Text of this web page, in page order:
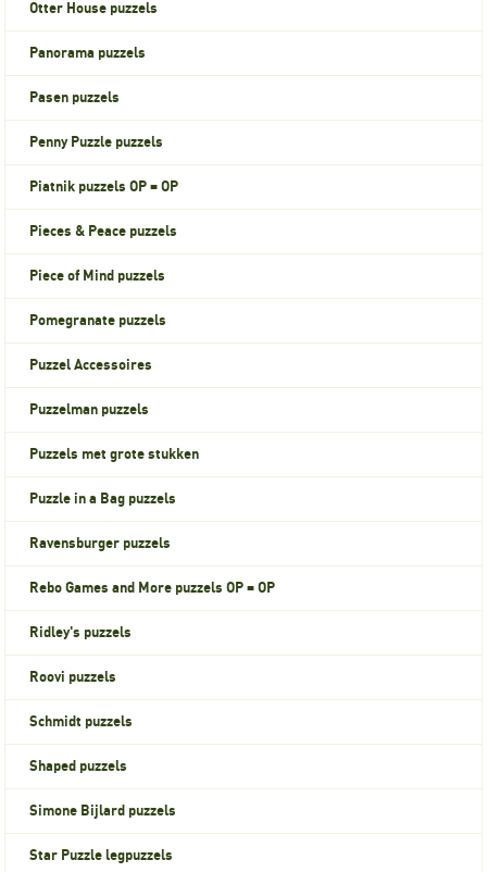
Otter House puzzels
Panorama puzzels
Pasen puzzels
Penny Puzzle puzzels
Piatnik puzzels OP = OP
Pieces & Peace puzzels
Piece of Mind puzzels
Pomegranate puzzels
Puzzel Accessoires
Puzzelman puzzels
Puzzels met grote stukken
Puzzle in a Bag puzzels
Ravensburger puzzels
Rebo Games and More puzzels OP = OP
Ridley's puzzels
Roovi puzzels
Schmidt puzzels
Shaped puzzels
Simone Bijlard puzzels
Star Puzzle legpuzzels